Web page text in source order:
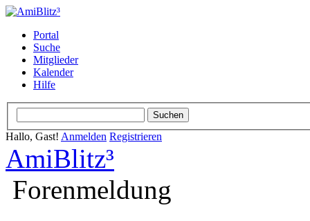
Portal
Suche
Mitglieder
Kalender
Hilfe
Hallo, Gast! Anmelden Registrieren
AmiBlitz³
Forenmeldung